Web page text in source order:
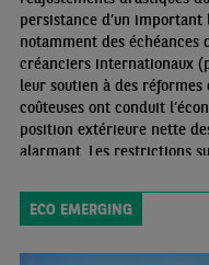
persistance d’un
notamment des
créanciers internationaux
leur soutien à des
coûteuses ont conduit
position extérieure nette
alarmant. Les restrictions
pays très dépendant des
ECO EMERGING